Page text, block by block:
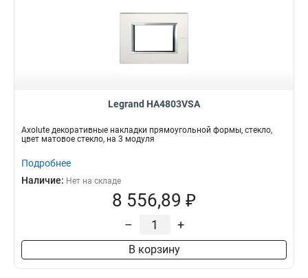
Legrand HA4803VSA
Axolute декоративные накладки прямоугольной формы, стекло,
цвет матовое стекло, на 3 модуля
Подробнее
Наличие: Нет на складе
8 556,89 ₽
– +
В корзину